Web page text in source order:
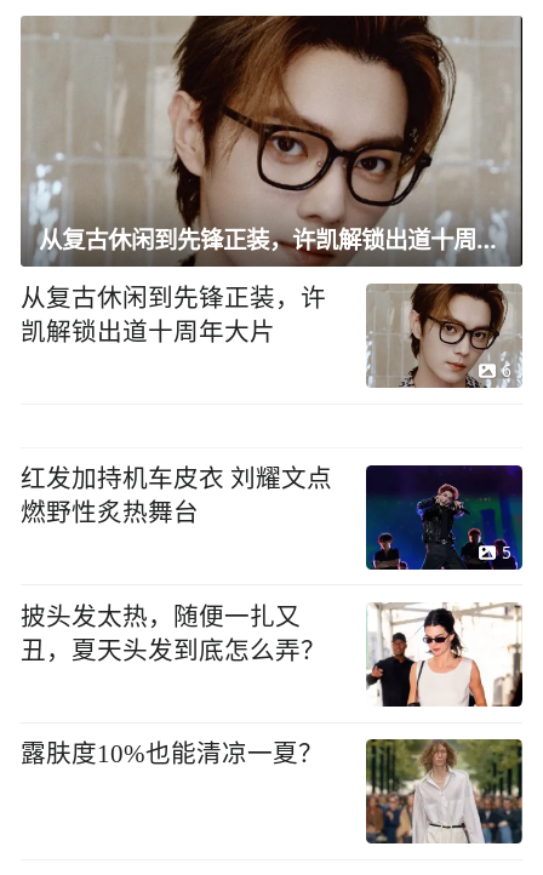
从复古休闲到先锋正装，许凯解锁出道十周年大片
从复古休闲到先锋正装，许
凯解锁出道十周年大片
6
红发加持机车皮衣 刘耀文点
燃野性炙热舞台
5
披头发太热，随便一扎又
丑，夏天头发到底怎么弄？
露肤度10%也能清凉一夏？